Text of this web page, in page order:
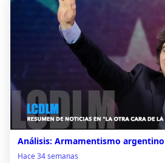
Análisis: Armamentismo argentino
Hace 34 semanas